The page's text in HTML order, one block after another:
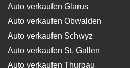
Auto verkaufen Glarus
Auto verkaufen Obwalden
Auto verkaufen Schwyz
Auto verkaufen St. Gallen
Auto verkaufen Thurgau